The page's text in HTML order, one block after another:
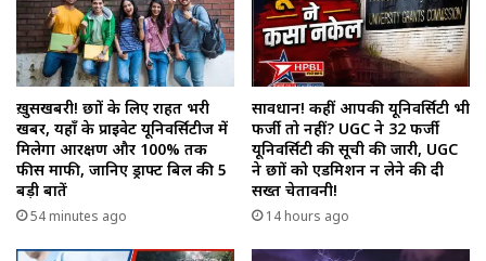
ख़ुसखबरी! छात्रों के लिए राहत भरी
खबर, यहाँ के प्राइवेट यूनिवर्सिटीज में
मिलेगा आरक्षण और 100% तक
फीस माफी, जानिए ड्राफ्ट बिल की 5
बड़ी बातें
54 minutes ago
सावधान! कहीं आपकी यूनिवर्सिटी भी
फर्जी तो नहीं? UGC ने 32 फर्जी
यूनिवर्सिटी की सूची की जारी, UGC
ने छात्रों को एडमिशन न लेने की दी
सख्त चेतावनी!
14 hours ago